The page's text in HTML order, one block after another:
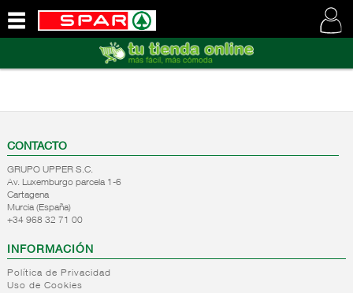
SOMOS
CONTACTO
GRUPO UPPER S.C.
Av. Luxemburgo parcela 1-6
Cartagena
Murcia (España)
+34 968 32 71 00
INFORMACIÓN
Política de Privacidad
Uso de Cookies